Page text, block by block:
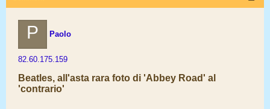
P Paolo
82.60.175.159
Beatles, all'asta rara foto di 'Abbey Road' al
'contrario'